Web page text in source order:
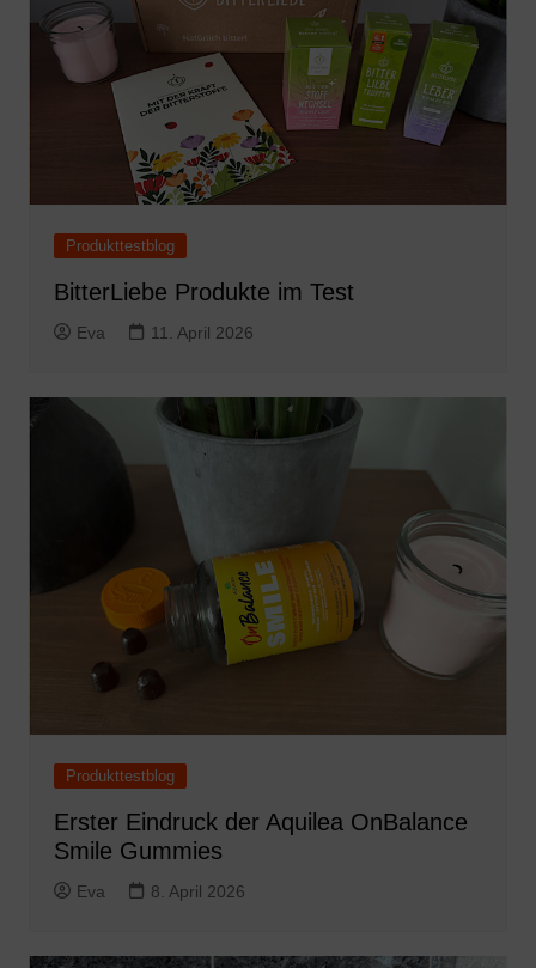
Produkttestblog
BitterLiebe Produkte im Test
Eva 11. April 2026
Produkttestblog
Erster Eindruck der Aquilea OnBalance
Smile Gummies
Eva 8. April 2026